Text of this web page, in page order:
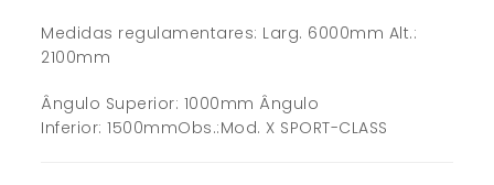
Medidas regulamentares: Larg. 6000mm Alt.:
2100mm
Ângulo Superior: 1000mm Ângulo
Inferior: 1500mmObs.:Mod. X SPORT-CLASS